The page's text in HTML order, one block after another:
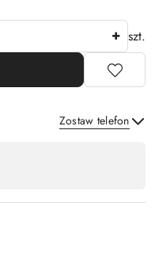
szt.
Zostaw telefon